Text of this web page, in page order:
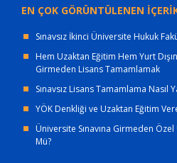
EN ÇOK GÖRÜNTÜLENEN
Sınavsız İkinci Üniversite Hukuk
Hem Uzaktan Eğitim Hem Yurt
Girmeden Lisans Tamamlamak
Sınavsız Lisans Tamamlama Nasıl
YÖK Denkliği ve Uzaktan Eğitim
Üniversite Sınavına Girmeden
Mü?